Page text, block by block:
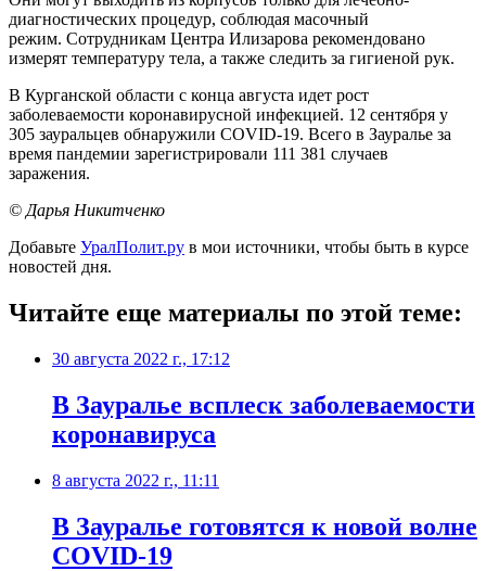
диагностических процедур, соблюдая масочный
режим. Сотрудникам Центра Илизарова рекомендовано
измерят температуру тела, а также следить за гигиеной рук.
В Курганской области с конца августа идет рост
заболеваемости коронавирусной инфекцией. 12 сентября у
305 зауральцев обнаружили COVID-19. Всего в Зауралье за
время пандемии зарегистрировали 111 381 случаев
заражения.
© Дарья Никитченко
Добавьте УралПолит.ру в мои источники, чтобы быть в курсе
новостей дня.
Читайте еще материалы по этой теме:
30 августа 2022 г., 17:12
В Зауралье всплеск заболеваемости
коронавируса
8 августа 2022 г., 11:11
В Зауралье готовятся к новой волне
COVID-19